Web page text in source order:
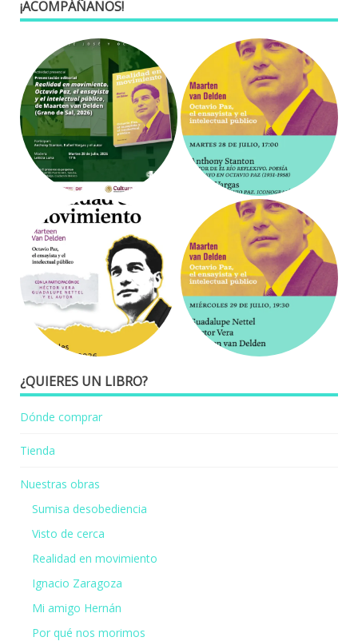
¡ACOMPÁÑANOS!
¿QUIERES UN LIBRO?
Dónde comprar
Tienda
Nuestras obras
Sumisa desobediencia
Visto de cerca
Realidad en movimiento
Ignacio Zaragoza
Mi amigo Hernán
Por qué nos morimos